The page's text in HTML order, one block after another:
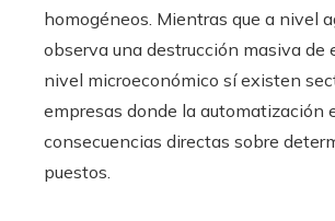
homogéneos. Mientras que a nivel
observa una destrucción masiva de
nivel microeconómico sí existen
empresas donde la automatización
consecuencias directas sobre
puestos.